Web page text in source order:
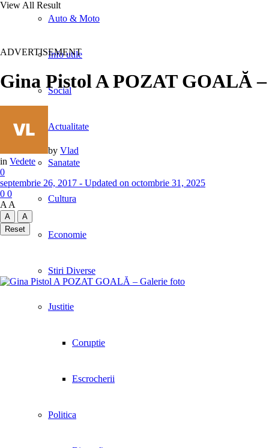
Auto & Moto
Info utile
Social
Actualitate
Sanatate
Cultura
Economie
Stiri Diverse
Justitie
Coruptie
Escrocherii
Politica
View All Result
ADVERTISEMENT
Gina Pistol A POZAT GOALĂ
by Vlad
in Vedete
0
septembrie 26, 2017 - Updated on octombrie 31, 2025
0 0
A A
A
A
Reset